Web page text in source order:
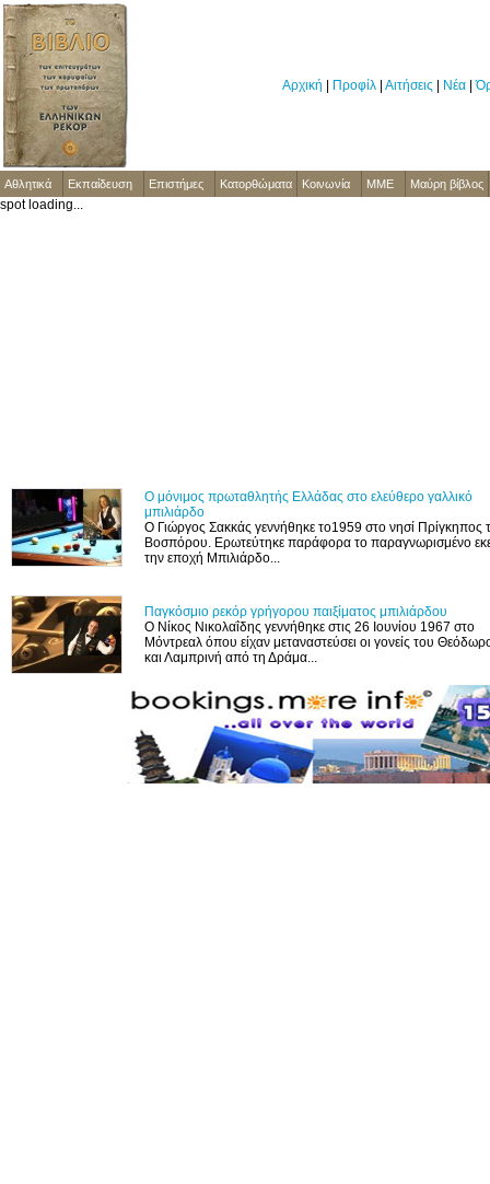
Αρχική Προφίλ Αιτήσεις Νέα |
Αθλητικά Εκπαίδευση Επιστήμες Κατορθώματα Κοινωνία ΜΜΕ Μαύρη βίβλος
spot loading...
Ο μόνιμος πρωταθλητής Ελλάδας στο ελεύθερο γαλλικό
μπιλιάρδο
Ο Γιώργος Σακκάς γεννήθηκε το1959 στο νησί Πρίγκηπος
Βοσπόρου. Ερωτεύτηκε παράφορα το παραγνωρισμένο
την εποχή Μπιλιάρδο...
Παγκόσμιο ρεκόρ γρήγορου παιξίματος μπιλιάρδου
Ο Νίκος Νικολαΐδης γεννήθηκε στις 26 Ιουνίου 1967 στο
Μόντρεαλ όπου είχαν μεταναστεύσει οι γονείς του
και Λαμπρινή από τη Δράμα...